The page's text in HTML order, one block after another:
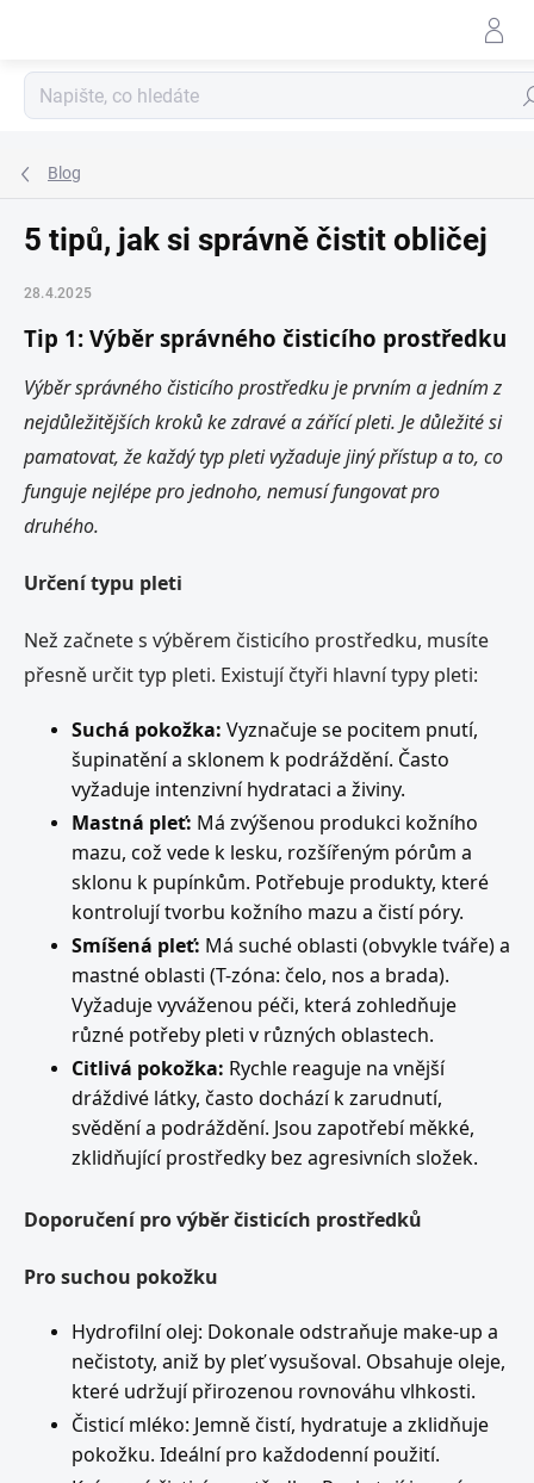
Blog
5 tipů, jak si správně čistit obličej
28.4.2025
Tip 1: Výběr správného čisticího prostředku
Výběr správného čisticího prostředku je prvním a jedním z
nejdůležitějších kroků ke zdravé a zářící pleti. Je důležité si
pamatovat, že každý typ pleti vyžaduje jiný přístup a to, co
funguje nejlépe pro jednoho, nemusí fungovat pro
druhého.
Určení typu pleti
Než začnete s výběrem čisticího prostředku, musíte
přesně určit typ pleti. Existují čtyři hlavní typy pleti:
Suchá pokožka: Vyznačuje se pocitem pnutí,
šupinatění a sklonem k podráždění. Často
vyžaduje intenzivní hydrataci a živiny.
Mastná pleť: Má zvýšenou produkci kožního
mazu, což vede k lesku, rozšířeným pórům a
sklonu k pupínkům. Potřebuje produkty, které
kontrolují tvorbu kožního mazu a čistí póry.
Smíšená pleť: Má suché oblasti (obvykle tváře) a
mastné oblasti (T-zóna: čelo, nos a brada).
Vyžaduje vyváženou péči, která zohledňuje
různé potřeby pleti v různých oblastech.
Citlivá pokožka: Rychle reaguje na vnější
dráždivé látky, často dochází k zarudnutí,
svědění a podráždění. Jsou zapotřebí měkké,
zklidňující prostředky bez agresivních složek.
Doporučení pro výběr čisticích prostředků
Pro suchou pokožku
Hydrofilní olej: Dokonale odstraňuje make-up a
nečistoty, aniž by pleť vysušoval. Obsahuje oleje,
které udržují přirozenou rovnováhu vlhkosti.
Čisticí mléko: Jemně čistí, hydratuje a zklidňuje
pokožku. Ideální pro každodenní použití.